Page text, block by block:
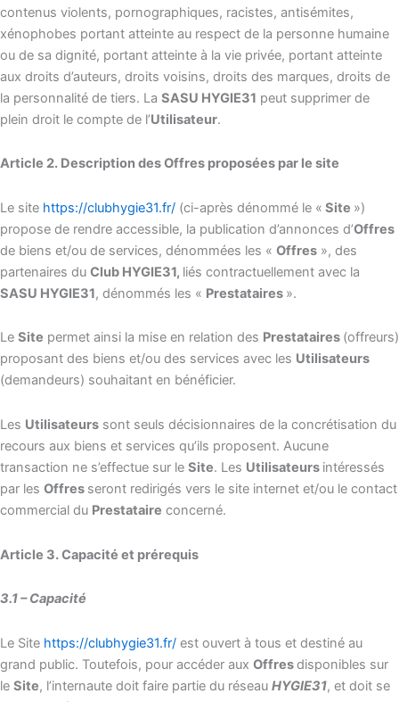
contenus violents, pornographiques, racistes, antisémites,
xénophobes portant atteinte au respect de la personne humaine
ou de sa dignité, portant atteinte à la vie privée, portant atteinte
aux droits d’auteurs, droits voisins, droits des marques, droits de
la personnalité de tiers. La SASU HYGIE31 peut supprimer de
plein droit le compte de l’Utilisateur.
Article 2. Description des Offres proposées par le site
Le site https://clubhygie31.fr/ (ci-après dénommé le « Site »)
propose de rendre accessible, la publication d’annonces d’Offres
de biens et/ou de services, dénommées les « Offres », des
partenaires du Club HYGIE31, liés contractuellement avec la
SASU HYGIE31, dénommés les « Prestataires ».
Le Site permet ainsi la mise en relation des Prestataires (offreurs)
proposant des biens et/ou des services avec les Utilisateurs
(demandeurs) souhaitant en bénéficier.
Les Utilisateurs sont seuls décisionnaires de la concrétisation du
recours aux biens et services qu’ils proposent. Aucune
transaction ne s’effectue sur le Site. Les Utilisateurs intéressés
par les Offres seront redirigés vers le site internet et/ou le contact
commercial du Prestataire concerné.
Article 3. Capacité et prérequis
3.1 – Capacité
Le Site https://clubhygie31.fr/ est ouvert à tous et destiné au
grand public. Toutefois, pour accéder aux Offresdisponibles sur
le Site, l’internaute doit faire partie du réseau HYGIE31, et doit se